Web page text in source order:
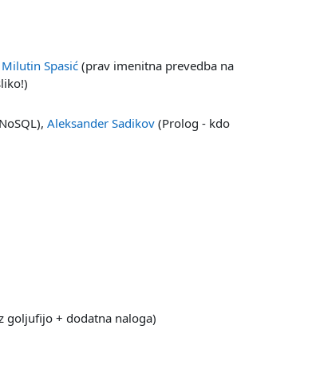
Milutin Spasić(prav imenitna prevedba na
Aleksander Sadikov(Prolog - kdo
goljufijo + dodatna naloga)